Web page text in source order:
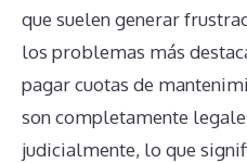
que suelen generar
los problemas más
pagar cuotas de
son completamente
judicialmente, lo que